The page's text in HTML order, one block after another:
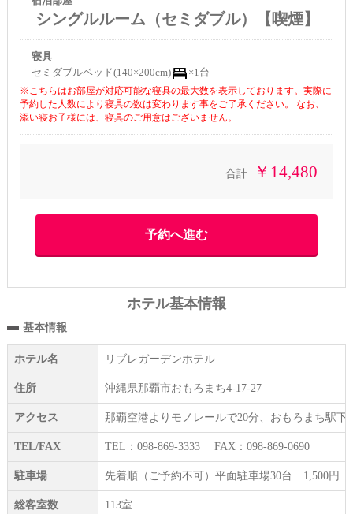
シングルルーム（セミダブル）【喫煙】
寝具
セミダブルベッド(140×200cm)
×1台
※こちらはお部屋が対応可能な寝具の最大数を表示しております。実際に
予約した人数により寝具の数は変わります事をご了承ください。 なお、
添い寝お子様には、寝具のご用意はございません。
合計 ￥14,480
ホテル基本情報
基本情報
ホテル名 リブレガーデンホテル
住所 沖縄県那覇市おもろまち4-17-27
アクセス 那覇空港よりモノレールで20分、おもろまち駅
TEL/FAX TEL：098-869-3333 FAX：098-869-0690
駐車場 先着順（ご予約不可）平面駐車場30台 1,500円
総客室数 113室